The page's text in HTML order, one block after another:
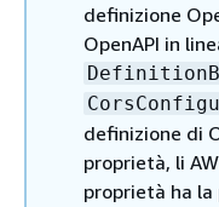
definizione
OpenAPI in
definizione di
proprietà, li
proprietà ha